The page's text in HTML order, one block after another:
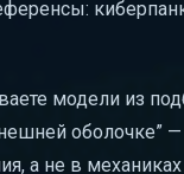
модели из
оболочке” —
а не в